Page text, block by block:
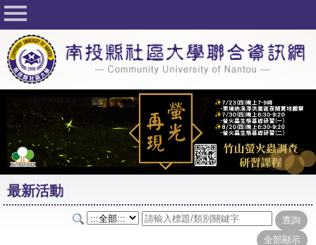
回首頁
關於社大
公佈欄
行事曆
最新活動
活動花絮
課程一覽表
志工與社團
最新活動